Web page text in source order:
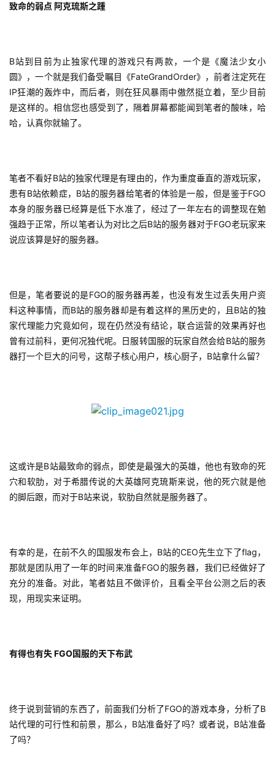
游
单
机
游
戏
戏
2
0
2
十
三
届
金
茶
3
0
茶
对
接
中
致命的弱点 阿克琉斯之踵
B站到目前为止独家代理的游戏只有两款，一个是《魔法少女小
圆》，一个就是我们备受瞩目《FateGrandOrder》，前者注定死在
IP狂潮的轰炸中，而后者，则在狂风暴雨中傲然挺立着，至少目前
是这样的。相信您也感受到了，隔着屏幕都能闻到笔者的酸味，哈
哈，认真你就输了。
笔者不看好B站的独家代理是有理由的，作为重度垂直的游戏玩家，
患有B站依赖症，B站的服务器给笔者的体验是一般，但是鉴于FGO
本身的服务器已经算是低下水准了，经过了一年左右的调整现在勉
强趋于正常，所以笔者认为对比之后B站的服务器对于FGO老玩家来
说应该算是好的服务器。
但是，笔者要说的是FGO的服务器再差，也没有发生过丢失用户资
料这种事情，而B站的服务器却是有着这样的黑历史的，且B站的独
家代理能力究竟如何，现在仍然没有结论，联合运营的效果再好也
曾有过前科，更何况独代呢。日服转国服的玩家自然会给B站的服务
器打一个巨大的问号，这帮子核心用户，核心厨子，B站拿什么留？
这或许是B站最致命的弱点，即使是最强大的英雄，他也有致命的死
穴和软肋，对于希腊传说的大英雄阿克琉斯来说，他的死穴就是他
的脚后跟，而对于B站来说，软肋自然就是服务器了。
有幸的是，在前不久的国服发布会上，B站的CEO先生立下了flag，
那就是团队用了一年的时间来准备FGO的服务器，我们已经做好了
充分的准备。对此，笔者姑且不做评价，且看全平台公测之后的表
现，用现实来证明。
有得也有失 FGO国服的天下布武
终于说到营销的东西了，前面我们分析了FGO的游戏本身，分析了B
站代理的可行性和前景，那么，B站准备好了吗？或者说，B站准备
了吗？